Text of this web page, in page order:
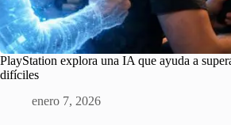
PlayStation explora una IA que ayuda a
difíciles
enero 7, 2026